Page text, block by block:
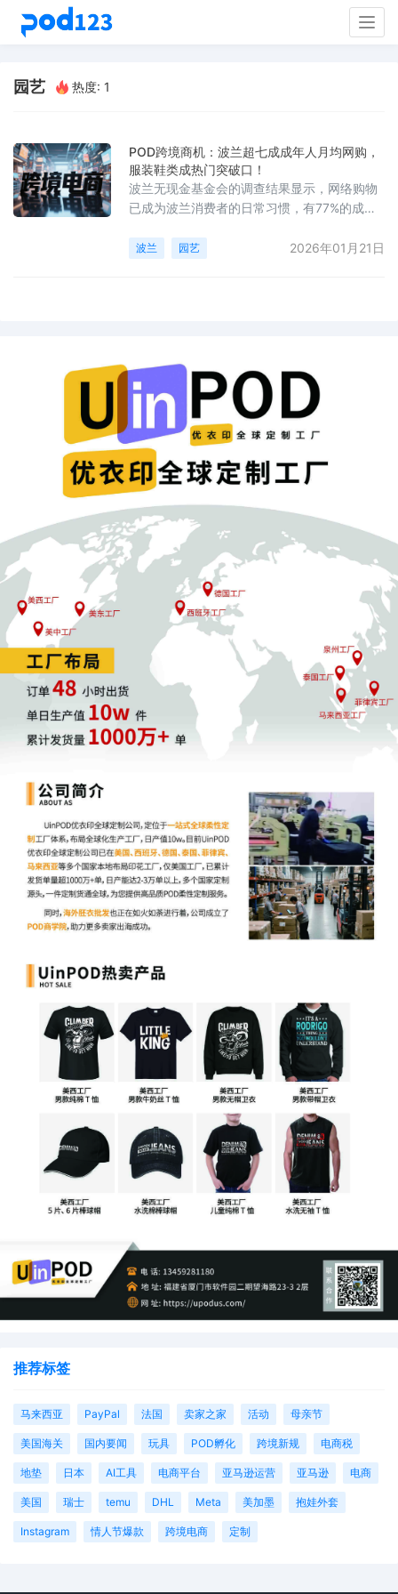
园艺 热度: 1
POD跨境商机：波兰超七成成年人月均网购，
服装鞋类成热门突破口！
波兰无现金基金会的调查结果显示，网络购物
已成为波兰消费者的日常习惯，有77%的成年
21%的人每周进行购物，另有12%的人每周多
（39%）、电子产品（38
波兰 园艺 2026年01月21日
推荐标签
马来西亚 PayPal 法国 卖家之家 活动 母亲节
美国海关 国内要闻 玩具 POD孵化 跨境新规 电商税
地垫 日本 AI工具 电商平台 亚马逊运营 亚马逊 电商
美国 瑞士 temu DHL Meta 美加墨 抱娃外套
Instagram 情人节爆款 跨境电商 定制